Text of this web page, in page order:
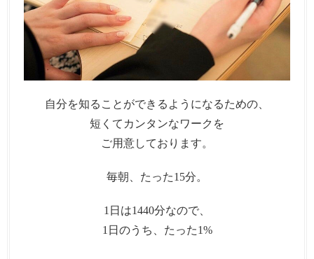
自分を知ることができるようになるための、
短くてカンタンなワークを
ご用意しております。
毎朝、たった15分。
1日は1440分なので、
1日のうち、たった1%